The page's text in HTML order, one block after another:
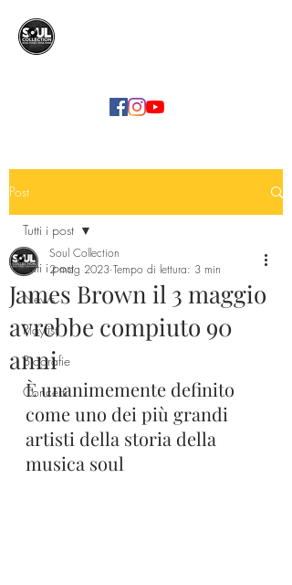
Post
Tutti i post
News
Playlist
Biografie
Concerti
Tutti i post
James Brown il 3 maggio
avrebbe compiuto 90
anni
Soul Collection
2 mag 2023 Tempo di lettura: 3 min
È unanimemente definito
come uno dei più grandi
artisti della storia della
musica soul